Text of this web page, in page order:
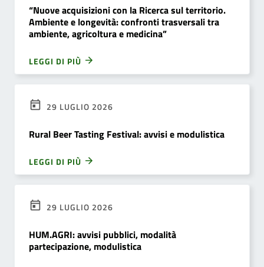
“Nuove acquisizioni con la Ricerca sul territorio.
Ambiente e longevità: confronti trasversali tra
ambiente, agricoltura e medicina”
LEGGI DI PIÙ
29 LUGLIO 2026
Rural Beer Tasting Festival: avvisi e modulistica
LEGGI DI PIÙ
29 LUGLIO 2026
HUM.AGRI: avvisi pubblici, modalità
partecipazione, modulistica